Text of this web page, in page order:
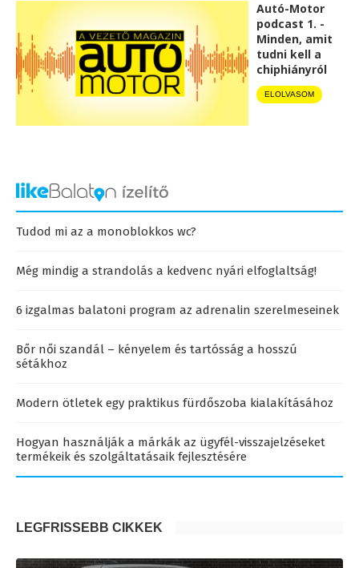
Autó-Motor
podcast 1. -
Minden, amit
tudni kell a
chiphiányról
ELOLVASOM
Tudod mi az a monoblokkos wc?
Még mindig a strandolás a kedvenc nyári elfoglaltság!
6 izgalmas balatoni program az adrenalin szerelmeseinek
Bőr női szandál – kényelem és tartósság a hosszú
sétákhoz
Modern ötletek egy praktikus fürdőszoba kialakításához
Hogyan használják a márkák az ügyfél-visszajelzéseket
termékeik és szolgáltatásaik fejlesztésére
LEGFRISSEBB CIKKEK